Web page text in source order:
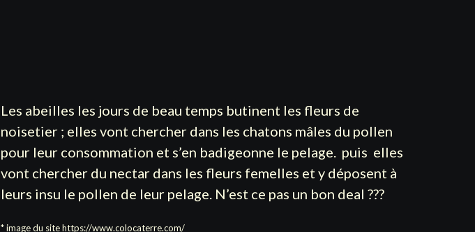
Les abeilles les jours de beau temps butinent les fleurs de
noisetier ; elles vont chercher dans les chatons mâles du pollen
pour leur consommation et s’en badigeonne le pelage. puis elles
vont chercher du nectar dans les fleurs femelles et y déposent à
leurs insu le pollen de leur pelage. N’est ce pas un bon deal ???
* image du sitehttps://www.colocaterre.com/